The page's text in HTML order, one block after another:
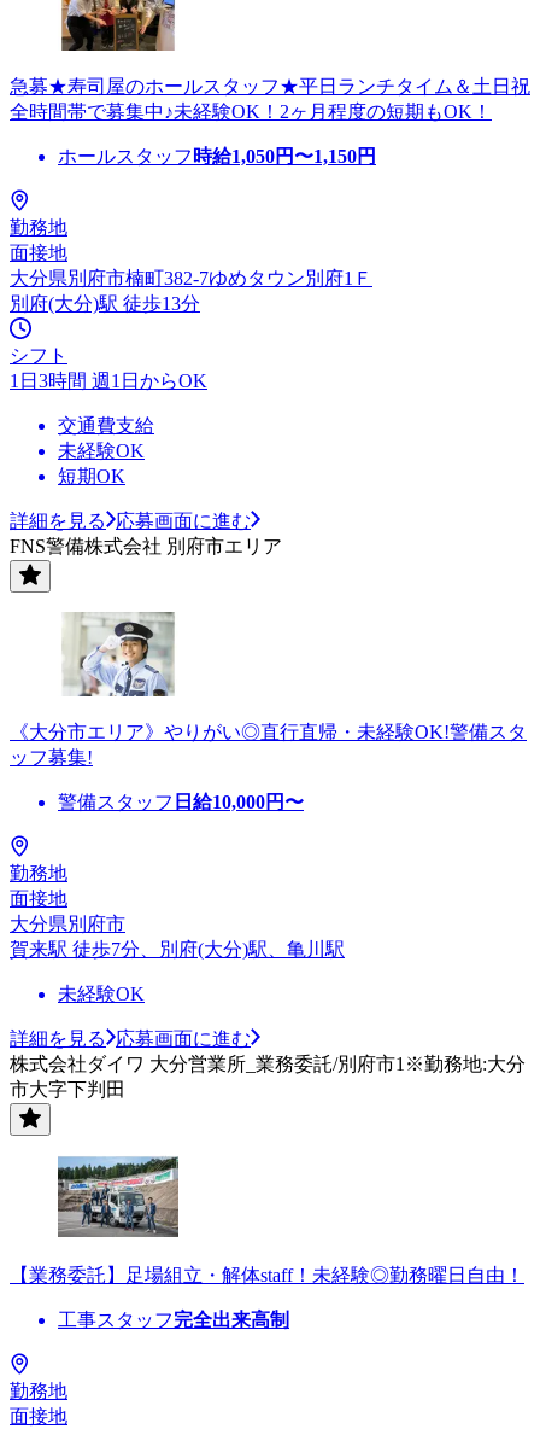
急募★寿司屋のホールスタッフ★平日ランチタイム＆土日祝
全時間帯で募集中♪未経験OK！2ヶ月程度の短期もOK！
ホールスタッフ 時給1,050円〜1,150円
勤務地
面接地
大分県別府市楠町382-7ゆめタウン別府1Ｆ
別府(大分)駅 徒歩13分
シフト
1日3時間 週1日からOK
交通費支給
未経験OK
短期OK
詳細を見る
応募画面に進む
FNS警備株式会社 別府市エリア
《大分市エリア》やりがい◎直行直帰・未経験OK!警備スタ
ッフ募集!
警備スタッフ 日給10,000円〜
勤務地
面接地
大分県別府市
賀来駅 徒歩7分、別府(大分)駅、亀川駅
未経験OK
詳細を見る
応募画面に進む
株式会社ダイワ 大分営業所_業務委託/別府市1※勤務地:大分
市大字下判田
【業務委託】足場組立・解体staff！未経験◎勤務曜日自由！
工事スタッフ完全出来高制
勤務地
面接地